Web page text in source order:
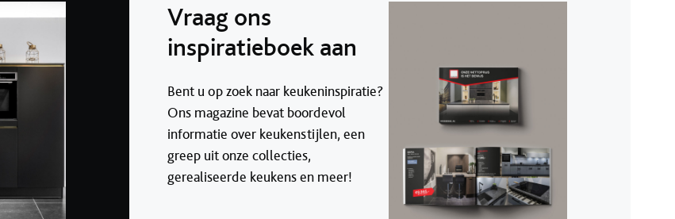
Vraag ons
inspiratieboek aan
Bent u op zoek naar keukeninspiratie?
Ons magazine bevat boordevol
informatie over keukenstijlen, een
greep uit onze collecties,
gerealiseerde keukens en meer!